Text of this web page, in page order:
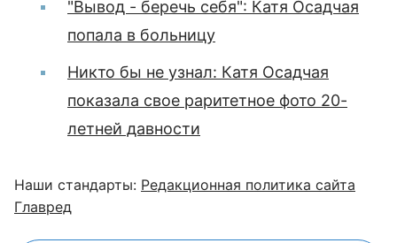
"Вывод - беречь себя": Катя Осадчая
попала в больницу
Никто бы не узнал: Катя Осадчая
показала свое раритетное фото 20-
летней давности
Наши стандарты: Редакционная политика сайта
Главред